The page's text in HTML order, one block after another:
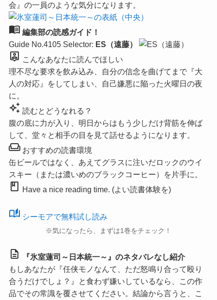
会』の一員のような気分になります。
menu_book 編集部の読感ガイド！
Guide No.4105 Selector: ES（遠藤）
person_pin
こんなあなたに読んでほしい
理不尽な要求を飲み込み、自分の信念を曲げてまで『大
人の対応』をしてしまい、自己嫌悪に陥った火曜日の夜
に。
auto_awesome 読むとどうなれる？
腹の底に力が入り、明日からはもう少しだけ背筋を伸ば
して、堂々と相手の目を見て話せるようになります。
weekendおすすめの読書環境
缶ビールではなく、あえてグラスに注いだロックのウイ
スキー（または濃いめのブラックコーヒー）を片手に。
book Have a nice reading time. (よい読書体験を)
auto_stories シーモアで無料試し読み
※気になったら、まずは1巻をチェック！
description
『氷室蓮司～日本統一～』のネタバレなし紹介
もしあなたが『任侠モノなんて、ただ怒鳴り合って殴り
合うだけでしょ？』と食わず嫌いしているなら、この作
品でその常識を覆させてください。結論から言うと、こ